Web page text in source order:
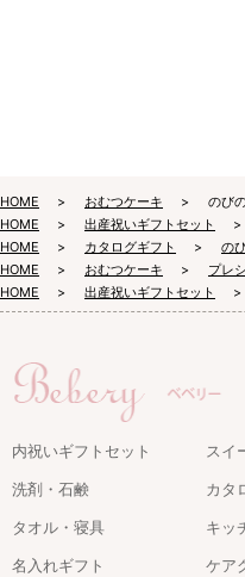
HOME おむつケーキ
のび
HOME
出産祝いギフトセット
HOME
カタログギフト の
HOME
おむつケーキ プレ
HOME
出産祝いギフトセット
内祝いギフトセット
スイ
洗剤・石鹸
カタ
タオル・寝具
キッ
名入れギフト
ケア